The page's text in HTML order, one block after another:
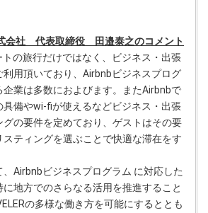
会社 代表取締役 田邉泰之のコメント
の旅行だけではなく、ビジネス・出張
利用頂いており、Airbnbビジネスプログ
企業は多数におよびます。またAirbnbで
具備やwi-fiが使えるなどビジネス・出張
グの要件を定めており、ゲストはその要
ティングを選ぶことで快適な滞在をす
Airbnbビジネスプログラム に対応した
地方でのさらなる活用を推進すること
の多様な働き方を可能にするととも